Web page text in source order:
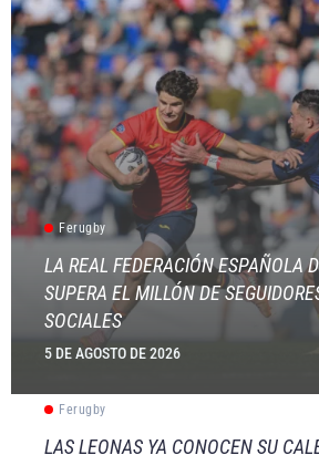
Ferugby
LA REAL FEDERACIÓN ESPAÑOLA
SUPERA EL MILLÓN DE
SOCIALES
5 DE AGOSTO DE 2026
Ferugby
LAS LEONAS YA CONOCEN SU